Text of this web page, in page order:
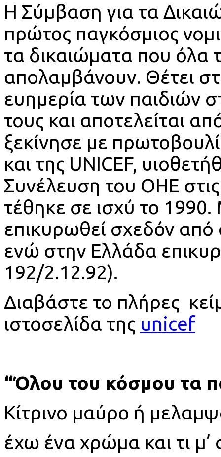
Η Σύμβαση για τα
πρώτος παγκόσμιος
τα δικαιώματα που όλα
απολαμβάνουν. Θέτει
ευημερία των παιδιών
τους και αποτελείται
ξεκίνησε με
και της UNICEF,
Συνέλευση του ΟΗΕ
τέθηκε σε ισχύ το
επικυρωθεί σχεδόν από
ενώ στην Ελλάδα
192/2.12.92).
Διαβάστε το πλήρες
ιστοσελίδα της unicef
“Όλου του κόσμου τα
Κίτρινο μαύρο ή
έχω ένα χρώμα και τι μ’